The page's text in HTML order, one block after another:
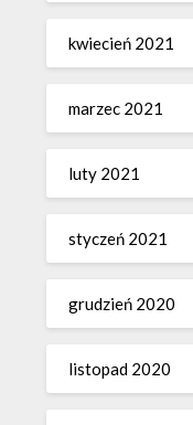
kwiecień 2021
marzec 2021
luty 2021
styczeń 2021
grudzień 2020
listopad 2020